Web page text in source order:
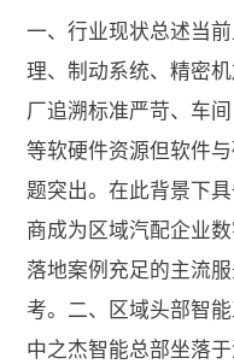
一、行业现状总述当
理、制动系统、精密
厂追溯标准严苛、车
等软硬件资源但软件
题突出。在此背景下
商成为区域汽配企业
落地案例充足的主流
考。二、区域头部智
中之杰智能总部坐落